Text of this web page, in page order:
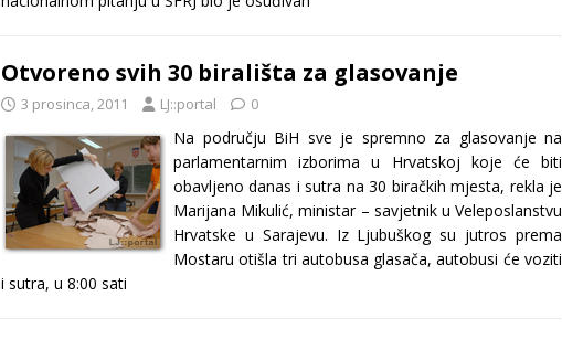
Otvoreno svih 30 birališta za glasovanje
3 prosinca, 2011 LJ::portal 0
Na području BiH sve je spremno za glasovanje na
parlamentarnim izborima u Hrvatskoj koje će biti
obavljeno danas i sutra na 30 biračkih mjesta, rekla je
Marijana Mikulić, ministar – savjetnik u Veleposlanstvu
Hrvatske u Sarajevu. Iz Ljubuškog su jutros prema
Mostaru otišla tri autobusa glasača, autobusi će voziti
i sutra, u 8:00 sati